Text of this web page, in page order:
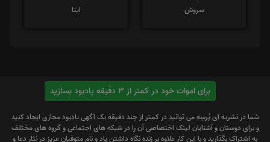
سروش ایتا
برای اموات خود در کمتر از 3 دقیقه یادبود بسازید
شما در نشریه آی پُرسِه می توانید در کمتر از چند دقیقه یک آگهی یادبود مجازی ایجاد کنید
و برای دوستان و آشنایان لینک اختصاصی آن را در شبکه های اجتماعی و گروه های مختلف
به اشتراک بگذارید و با این کار علاوه بر زنده نگاه داشتن یاد و نام متوفیان عزیز در نثار دعا و